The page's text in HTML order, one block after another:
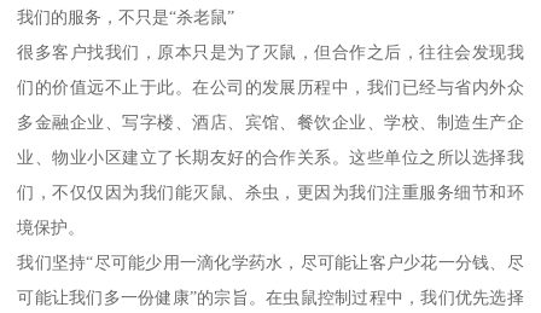
我们的服务，不只是“杀老鼠”
很多客户找我们，原本只是为了灭鼠，但合作之后，往往会发现我
们的价值远不止于此。在公司的发展历程中，我们已经与省内外众
多金融企业、写字楼、酒店、宾馆、餐饮企业、学校、制造生产企
业、物业小区建立了长期友好的合作关系。这些单位之所以选择我
们，不仅仅因为我们能灭鼠、杀虫，更因为我们注重服务细节和环
境保护。
我们坚持“尽可能少用一滴化学药水，尽可能让客户少花一分钱、尽
可能让我们多一份健康”的宗旨。在虫鼠控制过程中，我们优先选择